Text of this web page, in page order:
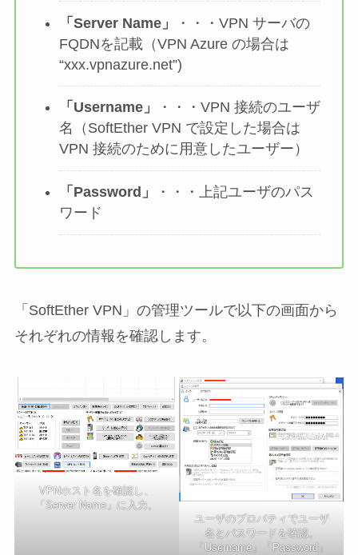
「Server Name」
・・・VPN サーバの
FQDNを記載（VPN Azure の場合は
“xxx.vpnazure.net”)
「Username」
・・・VPN 接続のユーザ
名（SoftEther VPN で設定した場合は
VPN 接続のために用意したユーザー）
「Password」
・・・上記ユーザのパス
ワード
「SoftEther VPN」の管理ツールで以下の画面から
それぞれの情報を確認します。
VPNホスト名を確認し、
「Server Name」に入力。
ユーザのプロパティでユーザ
名とパスワードを確認。
「Username」「Password」